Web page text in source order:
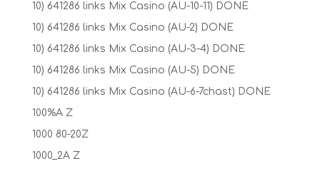
10) 641286 links Mix Casino (AU-10-11) DONE
10) 641286 links Mix Casino (AU-2) DONE
10) 641286 links Mix Casino (AU-3-4) DONE
10) 641286 links Mix Casino (AU-5) DONE
10) 641286 links Mix Casino (AU-6-7chast) DONE
100%A Z
1000 80-20Z
1000_2A Z